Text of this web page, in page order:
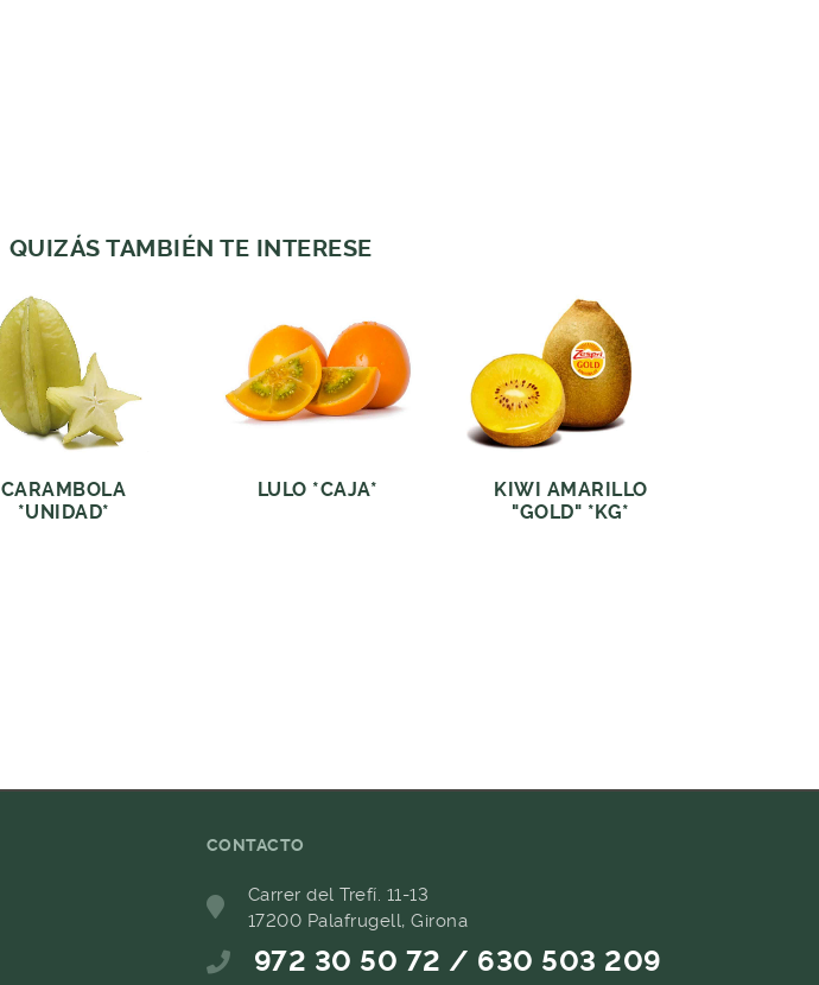
QUIZÁS TAMBIÉN TE INTERESE
CARAMBOLA
*UNIDAD*
LULO *CAJA*
KIWI AMARILLO
"GOLD" *KG*
CONTACTO
Carrer del Trefí. 11-13
17200 Palafrugell, Girona
972 30 50 72 / 630 503 209